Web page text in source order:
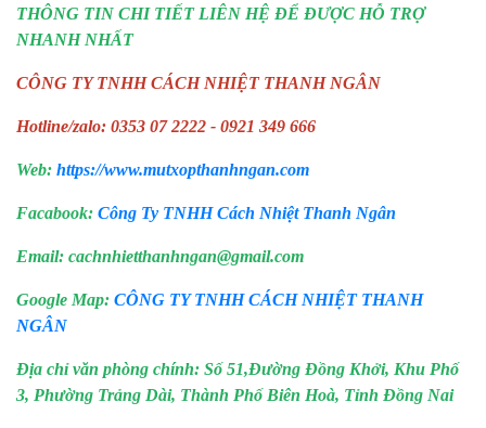
THÔNG TIN CHI TIẾT LIÊN HỆ ĐỂ ĐƯỢC HỖ TRỢ
NHANH NHẤT
CÔNG TY TNHH CÁCH NHIỆT THANH NGÂN
Hotline/zalo: 0353 07 2222 - 0921 349 666
Web: https://www.mutxopthanhngan.com
Facabook: Công Ty TNHH Cách Nhiệt Thanh Ngân
Email: cachnhietthanhngan@gmail.com
Google Map: CÔNG TY TNHH CÁCH NHIỆT THANH
NGÂN
Địa chỉ văn phòng chính: Số 51,Đường Đồng Khởi, Khu Phố
3, Phường Trảng Dài, Thành Phố Biên Hoà, Tỉnh Đồng Nai